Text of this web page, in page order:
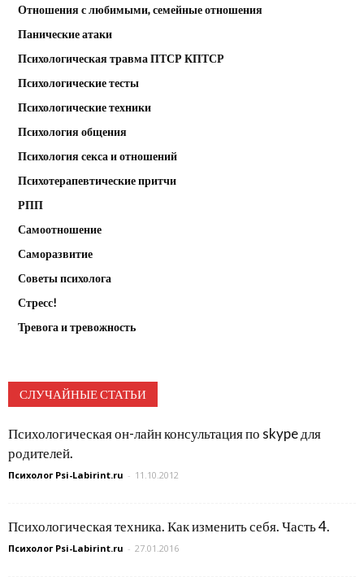
Отношения с любимыми, семейные отношения
Панические атаки
Психологическая травма ПТСР КПТСР
Психологические тесты
Психологические техники
Психология общения
Психология секса и отношений
Психотерапевтические притчи
РПП
Самоотношение
Саморазвитие
Советы психолога
Стресс!
Тревога и тревожность
СЛУЧАЙНЫЕ СТАТЬИ
Психологическая он-лайн консультация по skype для
родителей.
Психолог Psi-Labirint.ru - 11.10.2012
Психологическая техника. Как изменить себя. Часть 4.
Психолог Psi-Labirint.ru - 27.01.2016